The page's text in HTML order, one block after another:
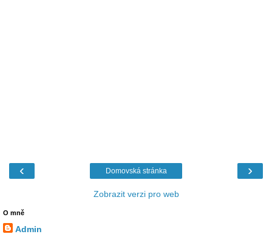
‹ ›
Domovská stránka
Zobrazit verzi pro web
O mně
Admin